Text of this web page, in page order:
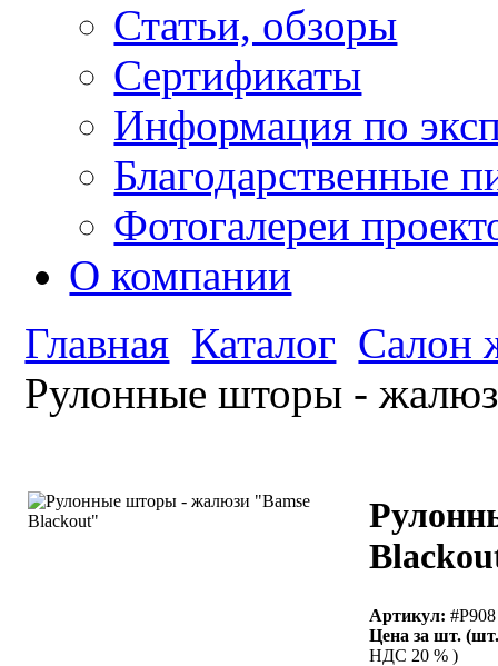
Статьи, обзоры
Сертификаты
Информация по
Благодарственные
Фотогалереи
О компании
Главная Каталог Салон
Рулонные шторы -
Артикул:#Р908
Цена за шт.
НДС 20 % )